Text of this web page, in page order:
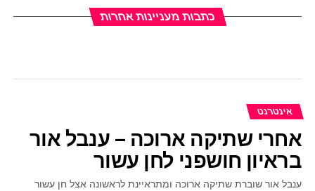
כתבות מעניינות אחרות
אינטרנט
אחרי שתיקה ארוכה – ענבל אור
בראיון חושפני לחן עשור
ענבל אור שוברת שתיקה ארוכה ומתראיינת לראשונה אצל חן עשור